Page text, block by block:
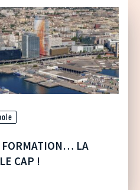
FORMATION… LA
CAP !